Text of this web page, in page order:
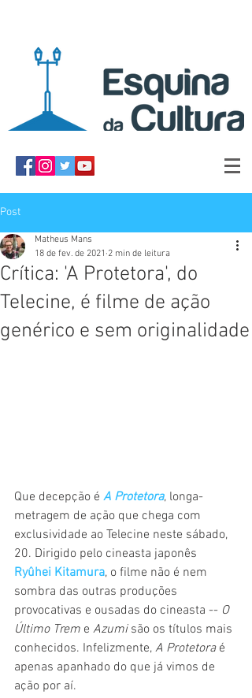
Post
Crítica: 'A Protetora', do
Telecine, é filme de ação
genérico e sem originalidade
Matheus Mans
18 de fev. de 2021 2 min de leitura
Que decepção é A Protetora, longa-
metragem de ação que chega com
exclusividade ao Telecine neste sábado,
20. Dirigido pelo cineasta japonês
Ryûhei Kitamura, o filme não é nem
sombra das outras produções
provocativas e ousadas do cineasta -- O
Último Trem e Azumi são os títulos mais
conhecidos. Infelizmente, A Protetora é
apenas apanhado do que já vimos de
ação por aí.